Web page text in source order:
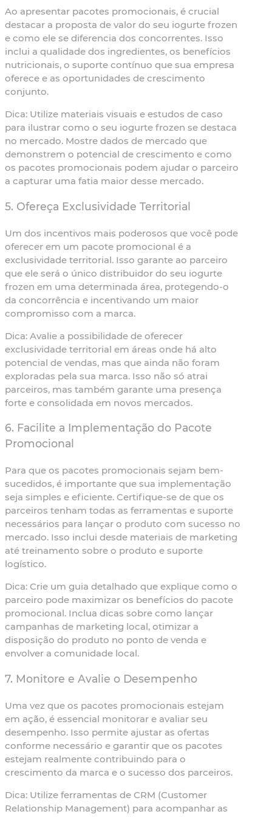
Ao apresentar pacotes promocionais, é crucial
destacar a proposta de valor do seu iogurte frozen
e como ele se diferencia dos concorrentes. Isso
inclui a qualidade dos ingredientes, os benefícios
nutricionais, o suporte contínuo que sua empresa
oferece e as oportunidades de crescimento
conjunto.
Dica: Utilize materiais visuais e estudos de caso
para ilustrar como o seu iogurte frozen se destaca
no mercado. Mostre dados de mercado que
demonstrem o potencial de crescimento e como
os pacotes promocionais podem ajudar o parceiro
a capturar uma fatia maior desse mercado.
5. Ofereça Exclusividade Territorial
Um dos incentivos mais poderosos que você pode
oferecer em um pacote promocional é a
exclusividade territorial. Isso garante ao parceiro
que ele será o único distribuidor do seu iogurte
frozen em uma determinada área, protegendo-o
da concorrência e incentivando um maior
compromisso com a marca.
Dica: Avalie a possibilidade de oferecer
exclusividade territorial em áreas onde há alto
potencial de vendas, mas que ainda não foram
exploradas pela sua marca. Isso não só atrai
parceiros, mas também garante uma presença
forte e consolidada em novos mercados.
6. Facilite a Implementação do Pacote
Promocional
Para que os pacotes promocionais sejam bem-
sucedidos, é importante que sua implementação
seja simples e eficiente. Certifique-se de que os
parceiros tenham todas as ferramentas e suporte
necessários para lançar o produto com sucesso no
mercado. Isso inclui desde materiais de marketing
até treinamento sobre o produto e suporte
logístico.
Dica: Crie um guia detalhado que explique como o
parceiro pode maximizar os benefícios do pacote
promocional. Inclua dicas sobre como lançar
campanhas de marketing local, otimizar a
disposição do produto no ponto de venda e
envolver a comunidade local.
7. Monitore e Avalie o Desempenho
Uma vez que os pacotes promocionais estejam
em ação, é essencial monitorar e avaliar seu
desempenho. Isso permite ajustar as ofertas
conforme necessário e garantir que os pacotes
estejam realmente contribuindo para o
crescimento da marca e o sucesso dos parceiros.
Dica: Utilize ferramentas de CRM (Customer
Relationship Management) para acompanhar as